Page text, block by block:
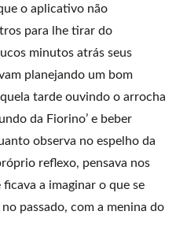
o aplicativo não
para lhe tirar do
minutos atrás seus
planejando um bom
tarde ouvindo o arrocha
da Fiorino’ e beber
observa no espelho da
reflexo, pensava nos
a imaginar o que se
passado, com a menina do